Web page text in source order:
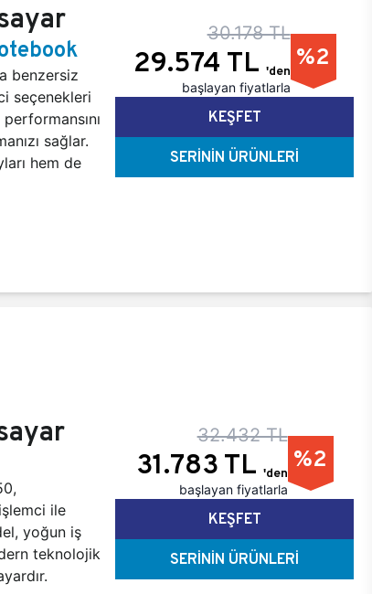
benzersiz
seçenekleri
sağlar.
hem de
30.178 TL
29.574 TL 'den
başlayan fiyatlarla
%2
KEŞFET
SERİNİN ÜRÜNLERİ
ile
yoğun iş
teknolojik
32.432 TL
31.783 TL 'den
başlayan fiyatlarla
%2
KEŞFET
SERİNİN ÜRÜNLERİ